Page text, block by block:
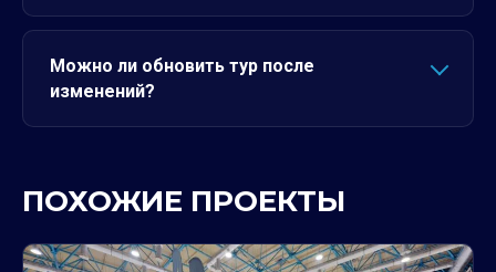
Можно ли обновить тур после
изменений?
ПОХОЖИЕ ПРОЕКТЫ